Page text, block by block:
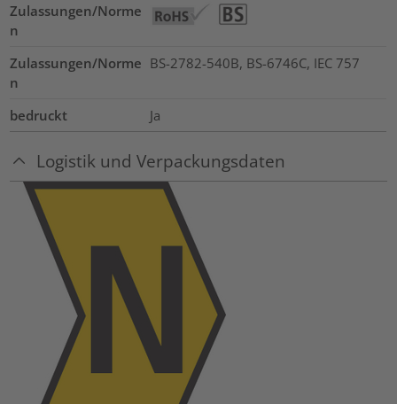
Zulassungen/Norme
n
Zulassungen/Norme
n
BS-2782-540B, BS-6746C, IEC 757
bedruckt Ja
Logistik und Verpackungsdaten